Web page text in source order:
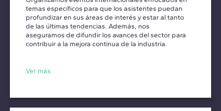
temas específicos para que los asistentes puedan
profundizar en sus áreas de interés y estar al tanto
de las últimas tendencias. Además, nos
aseguramos de difundir los avances del sector para
contribuir a la mejora continua de la industria.
Ver más